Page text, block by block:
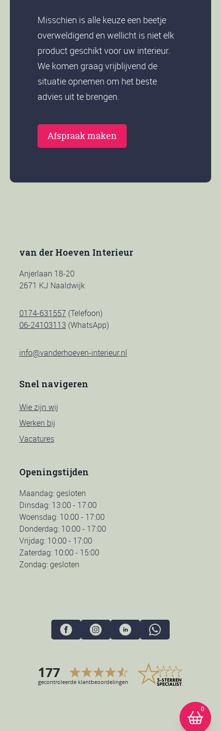
Misschien is alle keuze een beetje
overweldigend en wellicht is niet elk
product geschikt voor uw interieur.
We komen graag vrijblijvend de
situatie opnemen om het beste
advies uit te brengen.
Afspraak maken
van der Hoeven Interieur
Anjerlaan 18-20
2671 KJ Naaldwijk
0174-631557 (Telefoon)
06-24103113 (WhatsApp)
info@vanderhoeven-interieur.nl
Snel navigeren
Wie zijn wij
Werken bij
Vacatures
Openingstijden
Maandag: gesloten
Dinsdag: 13:00 - 17:00
Woensdag: 10:00 - 17:00
Donderdag: 10:00 - 17:00
Vrijdag: 10:00 - 17:00
Zaterdag: 10:00 - 15:00
Zondag: gesloten
0